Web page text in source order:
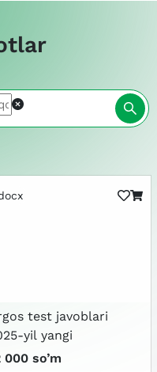
test javoblari
yil yangi
000 so’m